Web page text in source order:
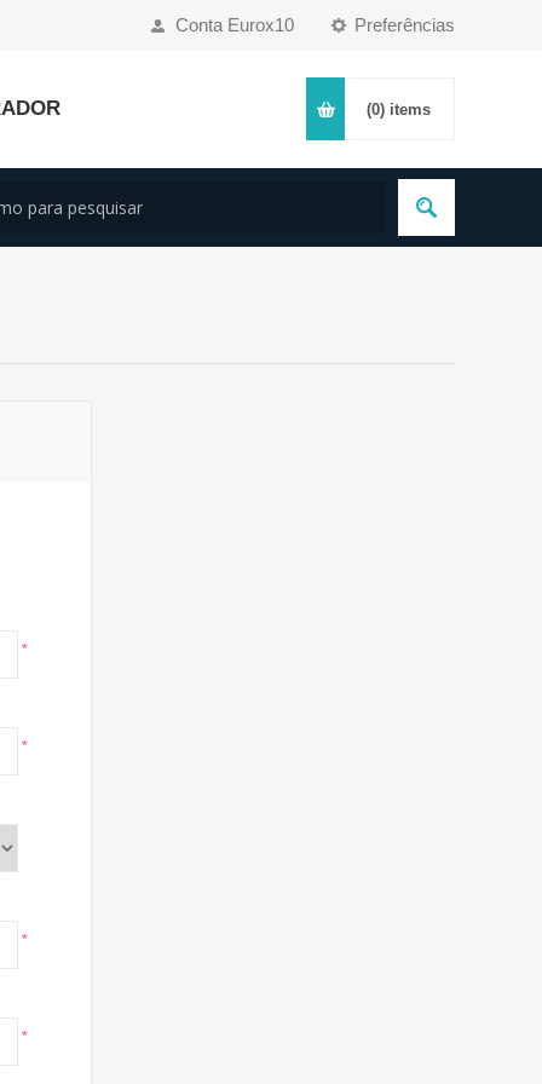
Preferências
Conta Eurox10
(0) items
*
*
*
*